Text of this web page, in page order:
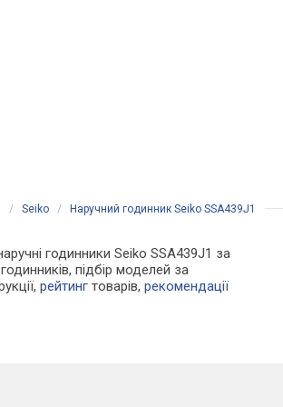
/ Seiko / Наручний годинник Seiko SSA439J1
годинники Seiko SSA439J1 за
підбір моделей за
рейтинг товарів,рекомендації